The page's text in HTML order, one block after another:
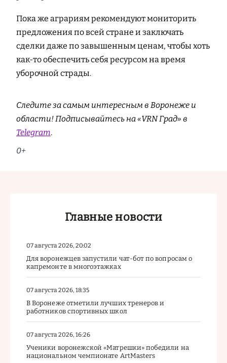
Пока же аграриям рекомендуют мониторить
предложения по всей стране и заключать
сделки даже по завышенным ценам, чтобы хоть
как-то обеспечить себя ресурсом на время
уборочной страды.
Следите за самым интересным в Воронеже и
области! Подписывайтесь на «VRN Град» в
Telegram.
0+
Главные новости
07 августа 2026, 20:02
Для воронежцев запустили чат-бот по вопросам о
капремонте в многоэтажках
07 августа 2026, 18:35
В Воронеже отметили лучших тренеров и
работников спортивных школ
07 августа 2026, 16:26
Ученики воронежской «Матрешки» победили на
национальном чемпионате ArtMasters